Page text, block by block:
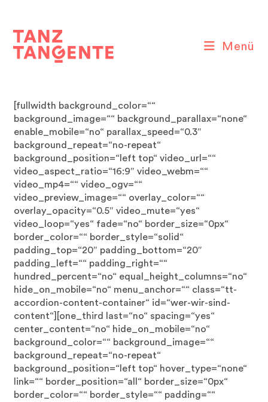
Menü
[fullwidth background_color=““
background_image=““ background_parallax=“none“
enable_mobile=“no“ parallax_speed=“0.3″
background_repeat=“no-repeat“
background_position=“left top“ video_url=““
video_aspect_ratio=“16:9″ video_webm=““
video_mp4=““ video_ogv=““
video_preview_image=““ overlay_color=““
overlay_opacity=“0.5″ video_mute=“yes“
video_loop=“yes“ fade=“no“ border_size=“0px“
border_color=““ border_style=“solid“
padding_top=“20″ padding_bottom=“20″
padding_left=““ padding_right=““
hundred_percent=“no“ equal_height_columns=“no“
hide_on_mobile=“no“ menu_anchor=““ class=“tt-
accordion-content-container“ id=“wer-wir-sind-
content“][one_third last=“no“ spacing=“yes“
center_content=“no“ hide_on_mobile=“no“
background_color=““ background_image=““
background_repeat=“no-repeat“
background_position=“left top“ hover_type=“none“
link=““ border_position=“all“ border_size=“0px“
border_color=““ border_style=““ padding=““